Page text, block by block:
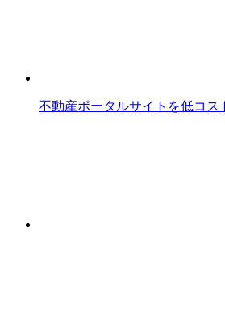
不動産ポータルサイトを低コス